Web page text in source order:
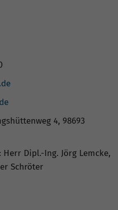
4, 98693
Dipl.-Ing. Jörg Lemcke,
Schröter